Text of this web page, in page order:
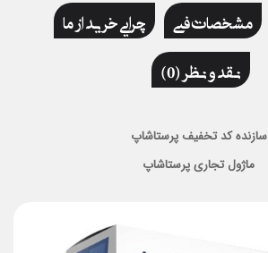
مشخصات فنی
چرایی خرید از ما
نقد و نظر (0)
سازنده کد تخفیف پرستاشاپ
ماژول تجاری پرستاشاپ